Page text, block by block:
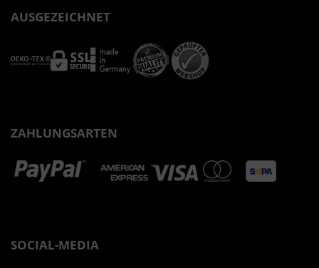
AUSGEZEICHNET
ZAHLUNGSARTEN
SOCIAL-MEDIA